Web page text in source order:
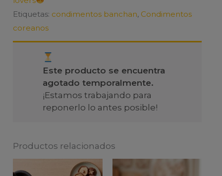
Etiquetas: condimentos banchan, Condimentos
coreanos
Este producto se encuentra
agotado temporalmente.
¡Estamos trabajando para
reponerlo lo antes posible!
Productos relacionados